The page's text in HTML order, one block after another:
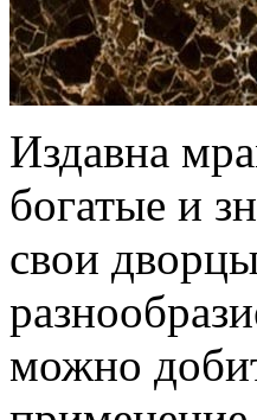
Издавна
богатые и
свои
можно